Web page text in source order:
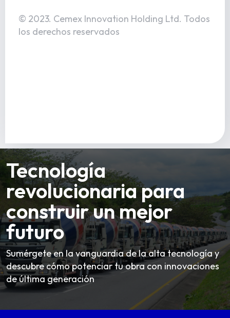
© 2023. Cemex Innovation Holding Ltd. Todos
los derechos reservados
Tecnología
revolucionaria para
construir un mejor
futuro
Sumérgete en la vanguardia de la alta tecnología y
descubre cómo potenciar tu obra con innovaciones
de última generación